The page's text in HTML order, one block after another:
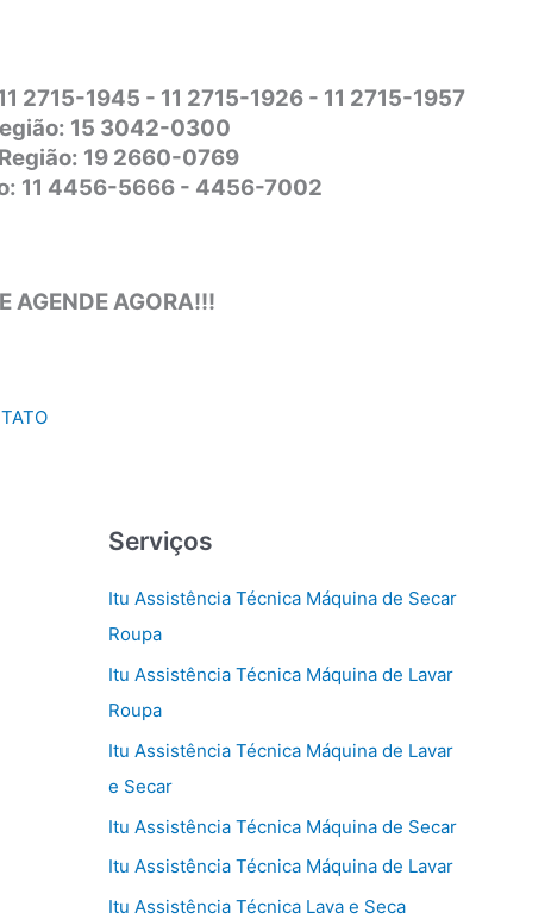
2715-1945 - 11 2715-1926 - 11 2715-1957
15 3042-0300
19 2660-0769
11 4456-5666 - 4456-7002
AGENDE AGORA!!!
Serviços
Itu Assistência Técnica Máquina de Secar
Roupa
Itu Assistência Técnica Máquina de Lavar
Roupa
Itu Assistência Técnica Máquina de Lavar
e Secar
Itu Assistência Técnica Máquina de Secar
Itu Assistência Técnica Máquina de Lavar
Itu Assistência Técnica Lava e Seca